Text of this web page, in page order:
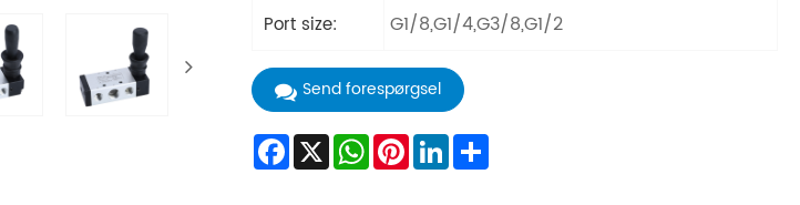
Port size: G1/8,G1/4,G3/8,G1/2
Send forespørgsel
Facebook
X WhatsApp
Pinterest
LinkedIn